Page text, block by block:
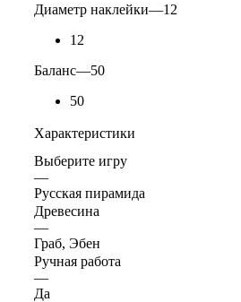
Диаметр наклейки—12
12
Баланс—50
50
Характеристики
Выберите игру
—
Русская пирамида
Древесина
—
Граб, Эбен
Ручная работа
—
Да